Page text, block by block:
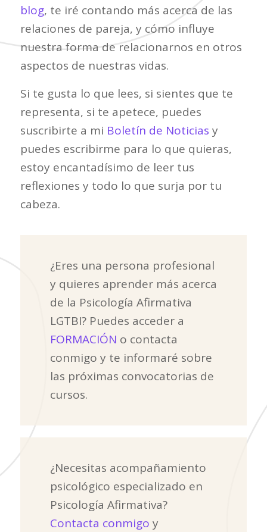
blog, te iré contando más acerca de las
relaciones de pareja, y cómo influye
nuestra forma de relacionarnos en otros
aspectos de nuestras vidas.
Si te gusta lo que lees, si sientes que te
representa, si te apetece, puedes
suscribirte a mi Boletín de Noticias y
puedes escribirme para lo que quieras,
estoy encantadísimo de leer tus
reflexiones y todo lo que surja por tu
cabeza.
¿Eres una persona profesional
y quieres aprender más acerca
de la Psicología Afirmativa
LGTBI? Puedes acceder a
FORMACIÓN o contacta
conmigo y te informaré sobre
las próximas convocatorias de
cursos.
¿Necesitas acompañamiento
psicológico especializado en
Psicología Afirmativa?
Contacta conmigo y